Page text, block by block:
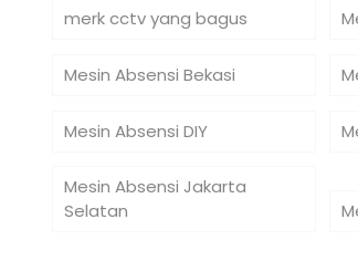
merk cctv yang bagus
Mesin Absensi Bekasi
Mesin Absensi DIY
Mesin Absensi Jakarta
Selatan